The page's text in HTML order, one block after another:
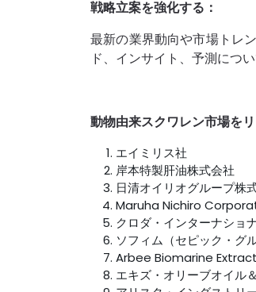
戦略立案を強化する：
最新の業界動向や市場トレ
ド、インサイト、予測につ
動物由来スクワレン市場を
エイミリス社
岸本特製肝油株式会社
日清オイリオグループ株
Maruha Nichiro
クロダ・インターナショ
ソフィム（セピック・グ
Arbee Biomarine
エキズ・オリーブオイル